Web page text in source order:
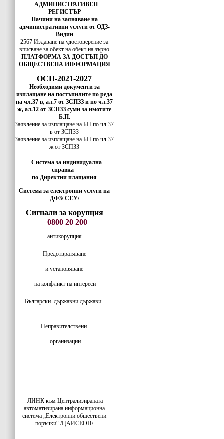
АДМИНИСТРАТИВЕН
РЕГИСТЪР
Начини на заявяване на
административни услуги от ОДЗ-
Видин
2567 Издаване на удостоверение за
вписванe за обект на обект на зърно
ПЛАТФОРМА ЗА ДОСТЪП ДО
ОБЩЕСТВЕНА ИНФОРМАЦИЯ
ОСП-2021-2027
Необходими документи за
изплащане на постъпилите по реда
на чл.37 в, ал.7 от ЗСПЗЗ и по чл.37
ж, ал.12 от ЗСПЗЗ суми за имотите
Б.П.
Заявление за изплащане на БП по чл.37
в от ЗСПЗЗ
Заявление за изплащане на БП по чл.37
ж от ЗСПЗЗ
Система за индивидуална
справка
по Директни плащания
Система за електронни услуги на
ДФЗ/ СЕУ/
Сигнали за корупция
0800 20 200
антикорупция
Предотвратяване
и установяване
на конфликт на интереси
Български държавни държави
Неправителствени
организации
ЛИНК към Централизираната
автоматизирана информационна
система „Електронни обществени
поръчки“ /ЦАИСЕОП/